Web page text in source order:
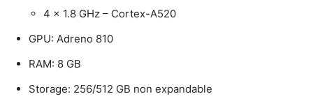
4 x 1.8 GHz – Cortex-A520
GPU: Adreno 810
RAM: 8 GB
Storage: 256/512 GB non expandable